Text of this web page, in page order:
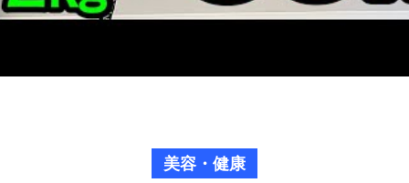
美容・健康